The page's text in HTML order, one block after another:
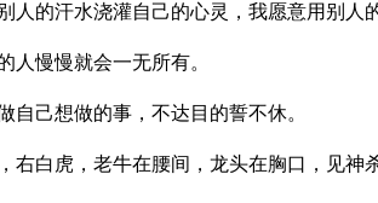
人的汗水浇灌自己的心灵，我愿意用别人
人慢慢就会一无所有。
自己想做的事，不达目的誓不休。
右白虎，老牛在腰间，龙头在胸口，见神